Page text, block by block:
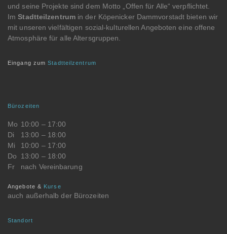
und seine Projekte sind dem Motto „Offen für Alle“ verpflichtet.
ImStadtteilzentrumin der Köpenicker Dammvorstadt bieten wir
mit unseren vielfältigen sozial-kulturellen Angeboten eine offene
Atmosphäre für alle Altersgruppen.
Eingang zumStadtteilzentrum
Bürozeiten
Mo 10:00 – 17:00
Di
13:00 – 18:00
Mi
10:00 – 17:00
Do
13:00 – 18:00
Fr
nach Vereinbarung
Angebote & Kurse
auch außerhalb der Bürozeiten
Standort